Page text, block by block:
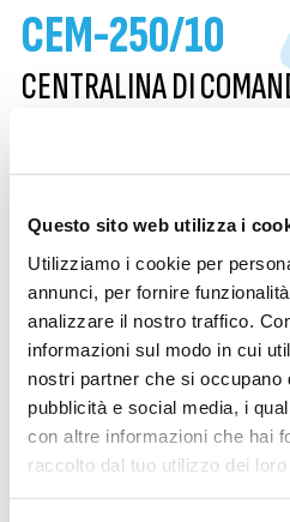
Questo sito web utilizza i
Utilizziamo i cookie per
annunci, per fornire
analizzare il nostro traffico.
informazioni sul modo in cui
nostri partner che si occupano
pubblicità e social media, i
con altre informazioni che hai
raccolto dal tuo utilizzo dei loro
CEM-250/10
CENTRALINA DI
Questo prodotto non è più
Siamo a disposizione per
prodotti sostitutivi
CONTATTACI PER